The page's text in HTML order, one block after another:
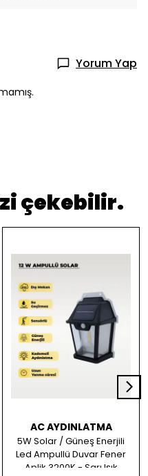
Yorum Yap
çekebilir.
AC AYDINLATMA
5W Solar / Güneş Enerjili
Led Ampullü Duvar Fener
Aplik 3200K - Sarı Işık